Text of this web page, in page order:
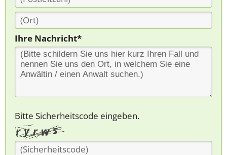
Ihre Nachricht*
Bitte Sicherheitscode eingeben.